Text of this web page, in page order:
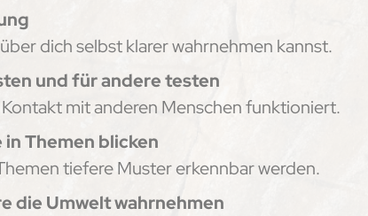
dich selbst klarer wahrnehmen kannst.
und für andere testen
mit anderen Menschen funktioniert.
Themen blicken
tiefere Muster erkennbar werden.
die Umwelt wahrnehmen